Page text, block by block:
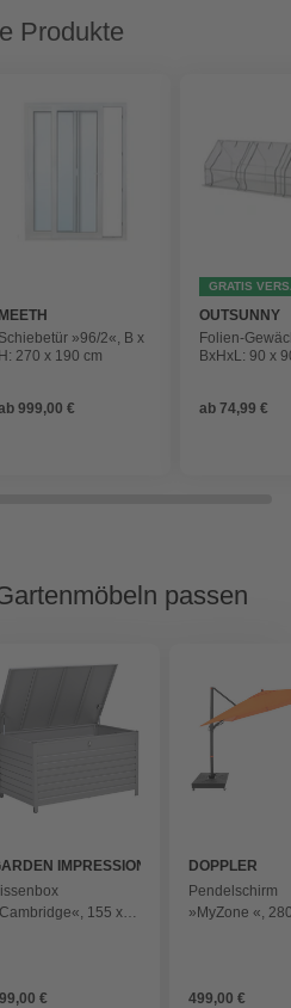
Produkte
MEETH
Schiebetür »96/2«, B x
H: 270 x 190 cm
999,00 €
GRATIS
OUTSUNNY
Folien-
BxHxL: 90 x
ab74,99 €
passen
IMPRESSIONS
155 x
€
DOPPLER
Pendelschirm
»MyZone «,
499,00 €